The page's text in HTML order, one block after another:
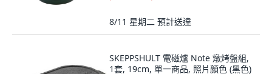
8/11 星期二 預計送達
SKEPPSHULT 電磁爐 Note 燉烤盤組,
1套, 19cm, 單一商品, 照片顏色 (黑色)